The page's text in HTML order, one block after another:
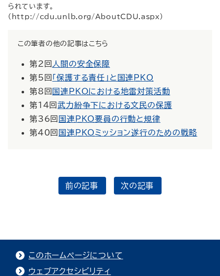
られています。
( http://cdu unlb org/ AboutCDU .aspx )
この筆者の他の記事はこちら
第2回 人間の安全保障
第5回
「保護する責任」と国連 PKO
第8回 国連 PKOにおける地雷対策活動
第14回武力紛争下における文民の保護
第36回 国連 PKO要員の行動と規律
第40回 国連 PKOミッション遂行のための戦略
前の記事 次の記事
このホームページについて
ウェブアクセシビリティ